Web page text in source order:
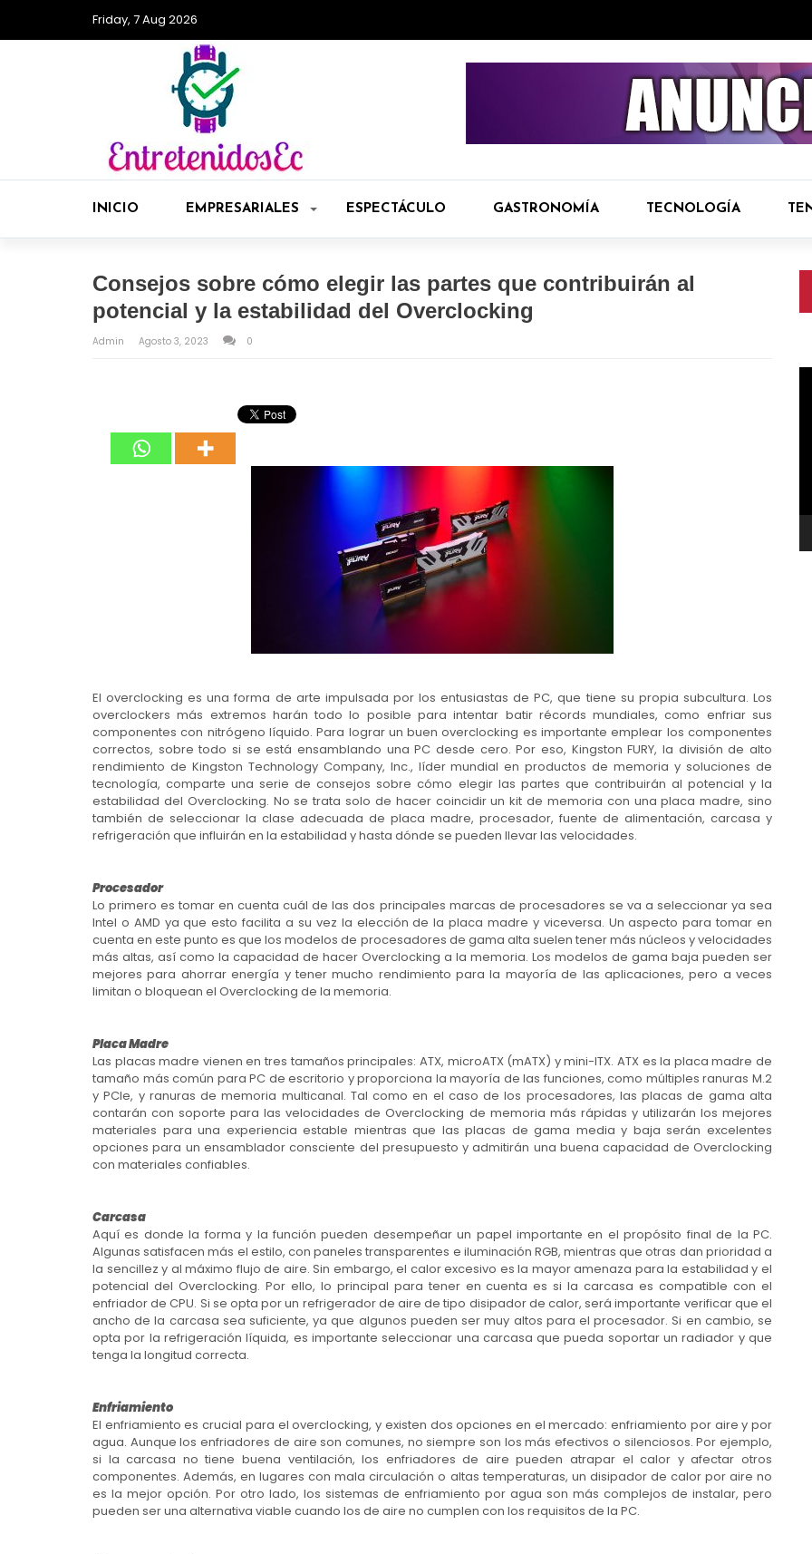
Friday, 7 Aug 2026
INICIO EMPRESARIALES ESPECTÁCULO GASTRONOMÍA TECNOLOGÍA
Consejos sobre cómo elegir las partes que contribuirán al
potencial y la estabilidad del Overclocking
Admin Agosto 3, 2023 0
El overclocking es una forma de arte impulsada por los entusiastas de PC, que tiene su propia subcultura. Los
overclockers más extremos harán todo lo posible para intentar batir récords mundiales, como enfriar sus
componentes con nitrógeno líquido. Para lograr un buen overclocking es importante emplear los componentes
correctos, sobre todo si se está ensamblando una PC desde cero. Por eso, Kingston FURY, la división de alto
rendimiento de Kingston Technology Company, Inc., líder mundial en productos de memoria y soluciones de
tecnología, comparte una serie de consejos sobre cómo elegir las partes que contribuirán al potencial y la
estabilidad del Overclocking. No se trata solo de hacer coincidir un kit de memoria con una placa madre, sino
también de seleccionar la clase adecuada de placa madre, procesador, fuente de alimentación, carcasa y
refrigeración que influirán en la estabilidad y hasta dónde se pueden llevar las velocidades.
Procesador
Lo primero es tomar en cuenta cuál de las dos principales marcas de procesadores se va a seleccionar ya sea
Intel o AMD ya que esto facilita a su vez la elección de la placa madre y viceversa. Un aspecto para tomar en
cuenta en este punto es que los modelos de procesadores de gama alta suelen tener más núcleos y velocidades
más altas, así como la capacidad de hacer Overclocking a la memoria. Los modelos de gama baja pueden ser
mejores para ahorrar energía y tener mucho rendimiento para la mayoría de las aplicaciones, pero a veces
limitan o bloquean el Overclocking de la memoria.
Placa Madre
Las placas madre vienen en tres tamaños principales: ATX, microATX (mATX) y mini-ITX. ATX es la placa madre de
tamaño más común para PC de escritorio y proporciona la mayoría de las funciones, como múltiples ranuras M.2
y PCIe, y ranuras de memoria multicanal. Tal como en el caso de los procesadores, las placas de gama alta
contarán con soporte para las velocidades de Overclocking de memoria más rápidas y utilizarán los mejores
materiales para una experiencia estable mientras que las placas de gama media y baja serán excelentes
opciones para un ensamblador consciente del presupuesto y admitirán una buena capacidad de Overclocking
con materiales confiables.
Carcasa
Aquí es donde la forma y la función pueden desempeñar un papel importante en el propósito final de la PC.
Algunas satisfacen más el estilo, con paneles transparentes e iluminación RGB, mientras que otras dan prioridad a
la sencillez y al máximo flujo de aire. Sin embargo, el calor excesivo es la mayor amenaza para la estabilidad y el
potencial del Overclocking. Por ello, lo principal para tener en cuenta es si la carcasa es compatible con el
enfriador de CPU. Si se opta por un refrigerador de aire de tipo disipador de calor, será importante verificar que el
ancho de la carcasa sea suficiente, ya que algunos pueden ser muy altos para el procesador. Si en cambio, se
opta por la refrigeración líquida, es importante seleccionar una carcasa que pueda soportar un radiador y que
tenga la longitud correcta.
Enfriamiento
El enfriamiento es crucial para el overclocking, y existen dos opciones en el mercado: enfriamiento por aire y por
agua. Aunque los enfriadores de aire son comunes, no siempre son los más efectivos o silenciosos. Por ejemplo,
si la carcasa no tiene buena ventilación, los enfriadores de aire pueden atrapar el calor y afectar otros
componentes. Además, en lugares con mala circulación o altas temperaturas, un disipador de calor por aire no
es la mejor opción. Por otro lado, los sistemas de enfriamiento por agua son más complejos de instalar, pero
pueden ser una alternativa viable cuando los de aire no cumplen con los requisitos de la PC.